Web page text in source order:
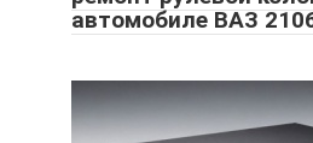
автомобиле ВАЗ